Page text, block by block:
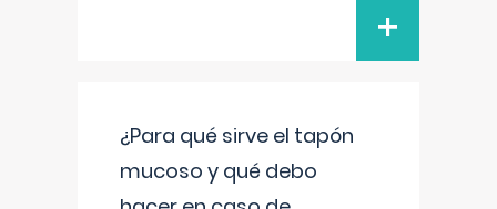
+
¿Para qué sirve el tapón
mucoso y qué debo